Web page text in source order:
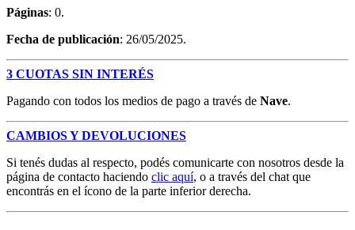
Páginas: 0.
Fecha de publicación: 26/05/2025.
3 CUOTAS SIN INTERÉS
Pagando con todos los medios de pago a través de Nave.
CAMBIOS Y DEVOLUCIONES
Si tenés dudas al respecto, podés comunicarte con nosotros desde la
página de contacto haciendo clic aquí, o a través del chat que
encontrás en el ícono de la parte inferior derecha.